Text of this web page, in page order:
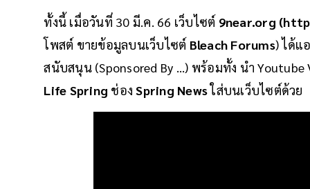
ทั้งนี้ เมื่อวันที่ 30 มี.ค. 66 เว็บไซต์ 9near.org
โพสต์ ขายข้อมูลบนเว็บไซต์ Bleach Forums) ได้แ
สนับสนุน (Sponsored By ...) พร้อมทั้ง นํา
Life Spring ช่องSpring Newsใส่บนเว็บไซต์ด้วย